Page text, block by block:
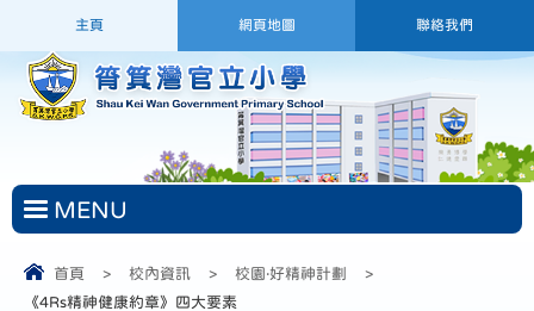
主頁 網頁地圖 聯絡我們
MENU
首頁 > 校內資訊 > 校園‧好精神計劃
>
《4Rs精神健康約章》四大要素